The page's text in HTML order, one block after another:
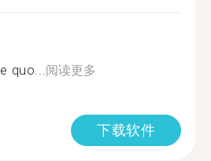
quo...阅读更多
下载软件